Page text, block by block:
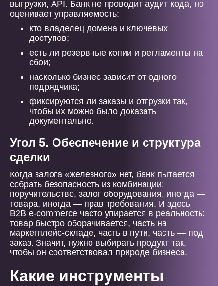
выгрузки, API. Банк не проводит аудит кода, но
оценивает управляемость:
кто владелец домена и ключевых
доступов;
есть ли резервные копии и регламенты на
сбои;
насколько бизнес зависит от одного
подрядчика;
фиксируются ли заказы и отгрузки так,
чтобы их можно было доказать
документально.
Угол 5. Обеспечение и структура
сделки
Когда залога «железного» нет, банк пытается
собрать безопасность из комбинации:
поручительство, залог оборудования, иногда —
товара, иногда — прав требования. И здесь
B2B e-commerce часто упирается в реальность:
товар быстро оборачивается, часть на
маркетплейс-складе, часть в пути, часть — под
заказ. Значит, нужно выбирать продукт так,
чтобы он соответствовал природе бизнеса.
Какие инструменты